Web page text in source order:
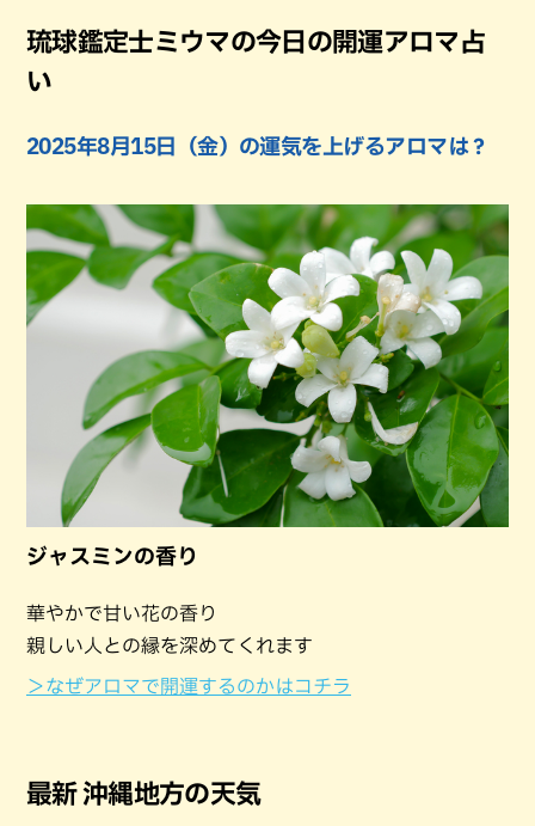
琉球鑑定士ミウマの今日の開運アロマ占
い
2025年8月15日（金）の運気を上げるアロマは？
ジャスミンの香り
華やかで甘い花の香り
親しい人との縁を深めてくれます
＞なぜアロマで開運するのかはコチラ
最新 沖縄地方の天気